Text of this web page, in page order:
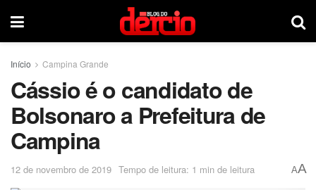
Início Campina Grande
Cássio é o candidato de
Bolsonaro a Prefeitura de
Campina
12 de novembro de 2019 Tempo de leitura: 1 min de leitura AA